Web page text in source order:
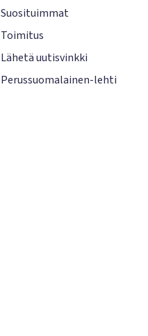
Suosituimmat
Toimitus
Lähetä uutisvinkki
Perussuomalainen-lehti